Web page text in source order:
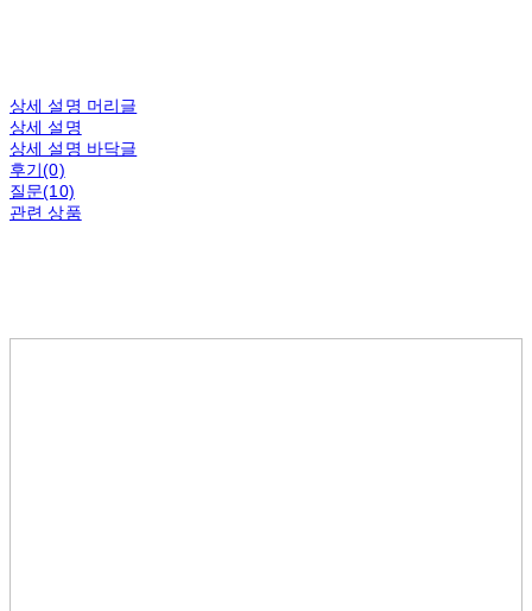
상세 설명 머리글
상세 설명
상세 설명 바닥글
후기(0)
질문(10)
관련 상품